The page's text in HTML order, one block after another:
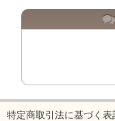
特定商取引法に基づく